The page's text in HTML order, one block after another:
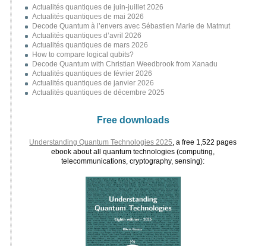
Actualités quantiques de juin-juillet 2026
Actualités quantiques de mai 2026
Decode Quantum à l’envers avec Sébastien Marie de Matmut
Actualités quantiques d’avril 2026
Actualités quantiques de mars 2026
How to compare logical qubits?
Decode Quantum with Christian Weedbrook from Xanadu
Actualités quantiques de février 2026
Actualités quantiques de janvier 2026
Actualités quantiques de décembre 2025
Free downloads
Understanding Quantum Technologies 2025 , a free 1,522 pages
ebook about all quantum technologies (computing,
telecommunications, cryptography, sensing):